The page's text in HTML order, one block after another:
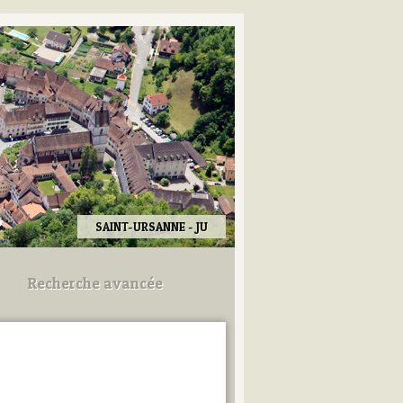
SAINT-URSANNE - JU
Recherche avancée
Utilisez les champs ci-dessous